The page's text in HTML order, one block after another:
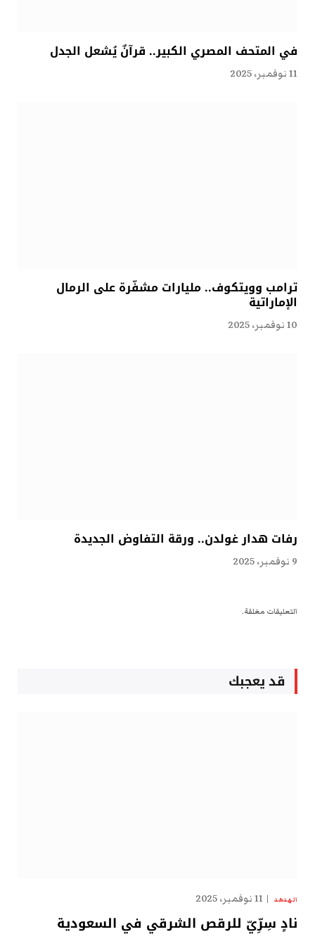
في المتحف المصري الكبير.. قرآنٌ يُشعل الجدل
11 نوفمبر، 2025
ترامب وويتكوف.. مليارات مشفّرة على الرمال
الإماراتية
10 نوفمبر، 2025
رفات هدار غولدن.. ورقة التفاوض الجديدة
9 نوفمبر، 2025
التعليقات مغلقة.
قد يعجبك
الهدهد 11 نوفمبر، 2025
نادٍ سِرِّيّ للرقص الشرقي في السعودية